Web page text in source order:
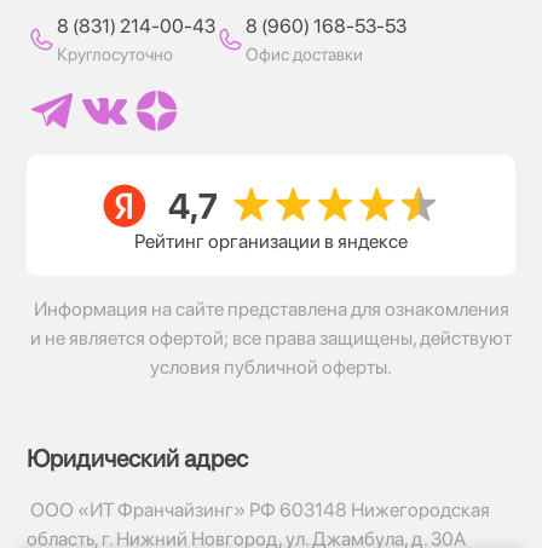
8 (831) 214-00-43
Круглосуточно
8 (960) 168-53-53
Офис доставки
Рейтинг организации в яндексе
Информация на сайте представлена для ознакомления
и не является офертой; все права защищены, действуют
условия публичной оферты.
Юридический адрес
ООО «ИТ Франчайзинг» РФ 603148 Нижегородская
область, г. Нижний Новгород, ул. Джамбула, д. 30А